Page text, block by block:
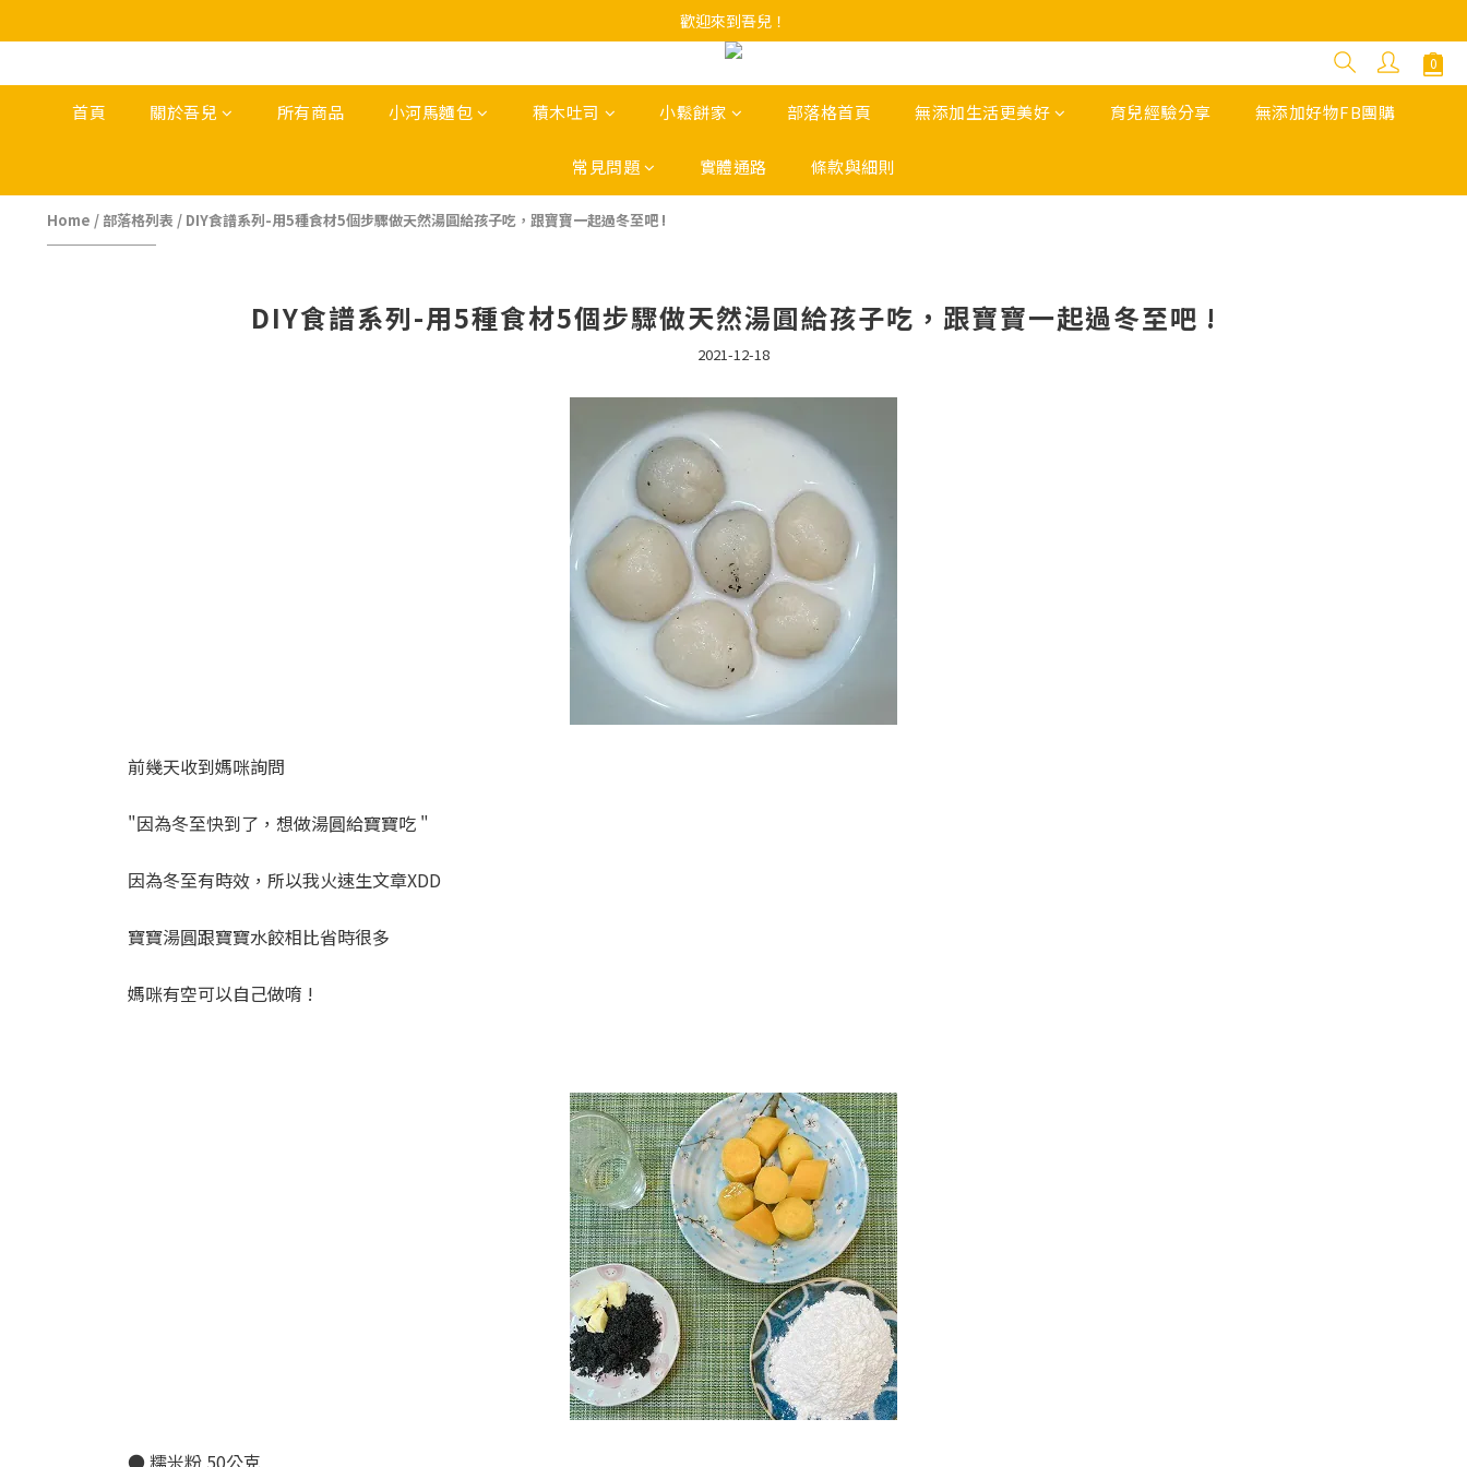
歡迎來到吾兒！
首頁 關於吾兒 所有商品 小河馬麵包 積木吐司 小鬆餅家 部落格首頁 無添加生活更美好 育兒經驗分享 無添加好物FB團購
常見問題 實體通路 條款與細則
Home / 部落格列表 / DIY食譜系列-用5種食材5個步驟做天然湯圓給孩子吃，跟寶寶一起過冬至吧 !
DIY食譜系列-用5種食材5個步驟做天然湯圓給孩子吃，跟寶寶一起過冬至吧 !
2021-12-18
前幾天收到媽咪詢問
"因為冬至快到了，想做湯圓給寶寶吃 "
因為冬至有時效，所以我火速生文章XDD
寶寶湯圓跟寶寶水餃相比省時很多
媽咪有空可以自己做唷 !
● 糯米粉 50公克